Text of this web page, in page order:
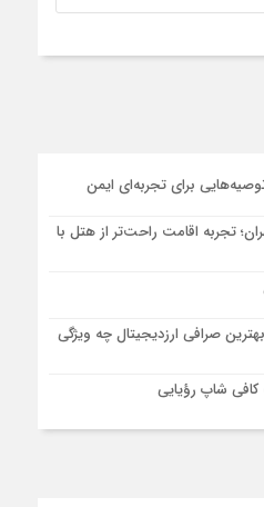
برای تجربه‌ای ایمن
تجربه اقامت راحت‌تر از هتل با
بهترین صرافی ارزدیجیتال چه ویژگی
شاپ رؤیایی